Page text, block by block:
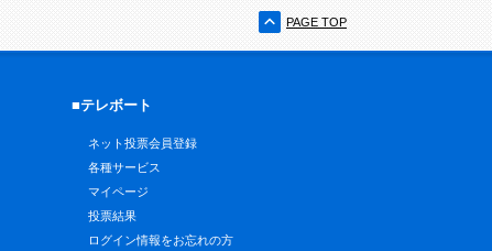
PAGE TOP
■テレボート
ネット投票会員登録
各種サービス
マイページ
投票結果
ログイン情報をお忘れの方